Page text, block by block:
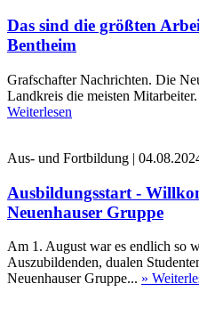
Das sind die größten
Bentheim
Grafschafter Nachrichten. Die
Landkreis die meisten
Weiterlesen
Aus- und Fortbildung |
Ausbildungsstart -
Neuenhauser Gruppe
Am 1. August war es endlich so
Auszubildenden, dualen
Neuenhauser Gruppe... »